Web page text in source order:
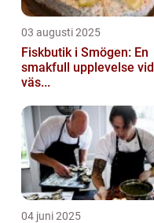
03 augusti 2025
Fiskbutik i Smögen: En
smakfull upplevelse vid
väs...
04 juni 2025